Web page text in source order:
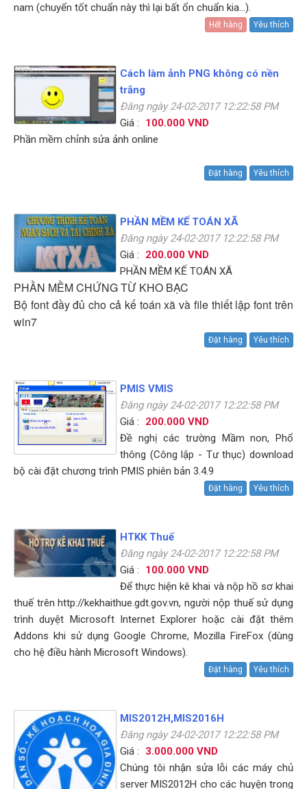
nam (chuyển tốt chuẩn này thì lại bất ổn chuẩn kia…).
Hết hàng Yêu thích
Cách làm ảnh PNG không có nền
trắng
Đăng ngày 24-02-2017 12:22:58 PM
Giá :
100.000 VND
Phần mềm chỉnh sửa ảnh online
Đặt hàng Yêu thích
PHẦN MỀM KẾ TOÁN XÃ
Đăng ngày 24-02-2017 12:22:58 PM
Giá :
200.000 VND
PHẦN MỀM KẾ TOÁN XÃ
PHẦN MỀM CHỨNG TỪ KHO BẠC
Bộ font đầy đủ cho cả kế toán xã và file thiết lập font trên
win7
Đặt hàng Yêu thích
PMIS VMIS
Đăng ngày 24-02-2017 12:22:58 PM
Giá :
200.000 VND
Đề nghị các trường Mầm non, Phổ
thông (Công lập - Tư thục) download
bộ cài đặt chương trình PMIS phiên bản 3.4.9
Đặt hàng Yêu thích
HTKK Thuế
Đăng ngày 24-02-2017 12:22:58 PM
Giá :
100.000 VND
Để thực hiện kê khai và nộp hồ sơ khai
thuế trên http://kekhaithue.gdt.gov.vn, người nộp thuế sử dụng
trình duyệt Microsoft Internet Explorer hoặc cài đặt thêm
Addons khi sử dụng Google Chrome, Mozilla FireFox (dùng
cho hệ điều hành Microsoft Windows).
Đặt hàng Yêu thích
MIS2012H,MIS2016H
Đăng ngày 24-02-2017 12:22:58 PM
Giá :
3.000.000 VND
Chúng tôi nhận sửa lỗi các máy chủ
server MIS2012H cho các huyện trong